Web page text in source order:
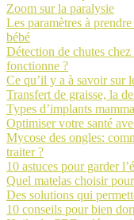
Zoom sur la paralysie
Les paramètres à
bébé
Détection de chutes chez
fonctionne ?
Ce qu’il y a à savoir sur
Transfert de graisse, la
Types d’implants
Optimiser votre santé
Mycose des ongles:
traiter ?
10 astuces pour garder
Quel matelas choisir
Des solutions qui
10 conseils pour bien